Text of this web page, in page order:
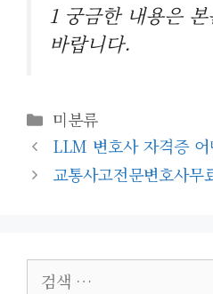
1 궁금한 내용은
바랍니다.
카
테
고
미분류
LLM 변호사 자격증
교통사고전문변호사무